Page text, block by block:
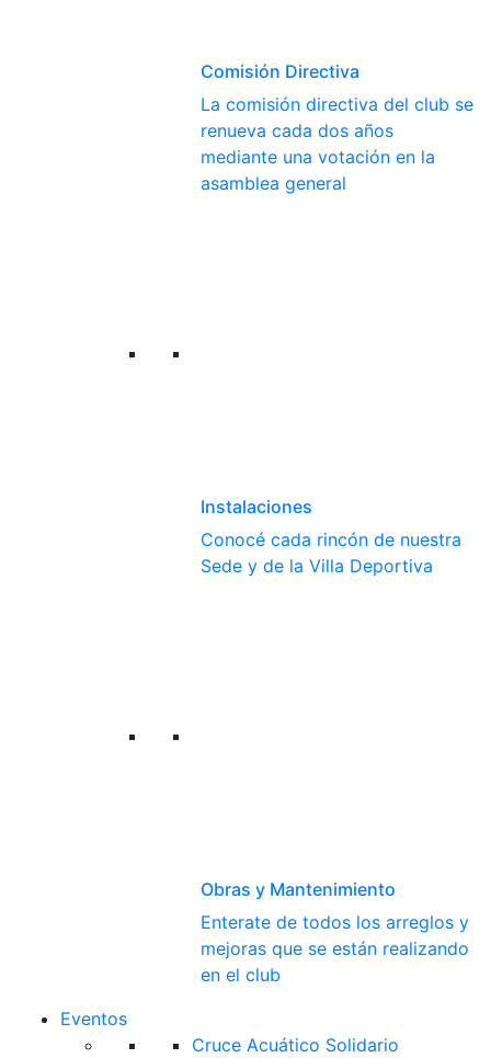
Comisión Directiva
La comisión directiva del club se
renueva cada dos años
mediante una votación en la
asamblea general
Instalaciones
Conocé cada rincón de nuestra
Sede y de la Villa Deportiva
Obras y Mantenimiento
Enterate de todos los arreglos y
mejoras que se están realizando
en el club
Eventos
Cruce Acuático Solidario